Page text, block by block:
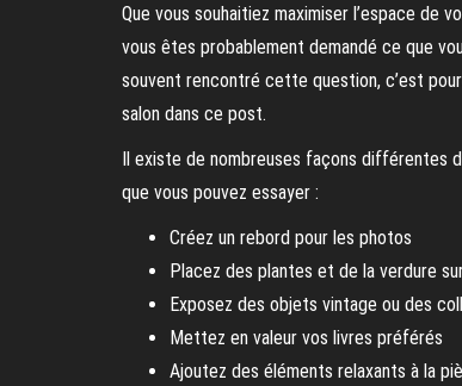
Que vous souhaitiez maximiser l’espace de
vous êtes probablement demandé ce que
souvent rencontré cette question, c’est
salon dans ce post.
Il existe de nombreuses façons différentes
que vous pouvez essayer :
Créez un rebord pour les photos
Placez des plantes et de la verdure
Exposez des objets vintage ou des
Mettez en valeur vos livres préférés
Ajoutez des éléments relaxants à la